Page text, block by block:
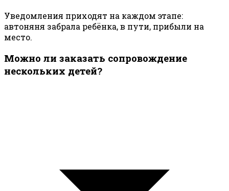
Уведомления приходят на каждом этапе:
автоняня забрала ребёнка, в пути, прибыли на
место.
Можно ли заказать сопровождение
нескольких детей?